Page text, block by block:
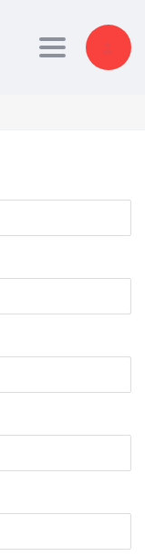
Toggle